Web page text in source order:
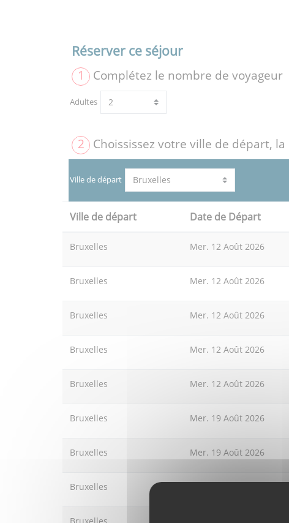
Réserver ce séjour
1 Complétez le nombre de voyageur
Adultes
2 Choississez votre ville de départ,
Ville de départ
Ville de départ Date de Départ
Bruxelles Mer. 12 Août 2026
Bruxelles Mer. 12 Août 2026
Bruxelles Mer. 12 Août 2026
Bruxelles Mer. 12 Août 2026
Bruxelles Mer. 12 Août 2026
Bruxelles Mer. 19 Août 2026
Bruxelles Mer. 19 Août 2026
Bruxelles